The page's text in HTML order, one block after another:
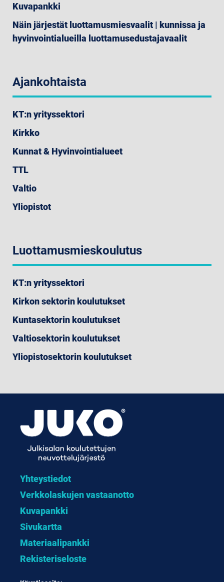
Kuvapankki
Näin järjestät luottamusmiesvaalit | kunnissa ja
hyvinvointialueilla luottamusedustajavaalit
Ajankohtaista
KT:n yrityssektori
Kirkko
Kunnat & Hyvinvointialueet
TTL
Valtio
Yliopistot
Luottamusmieskoulutus
KT:n yrityssektori
Kirkon sektorin koulutukset
Kuntasektorin koulutukset
Valtiosektorin koulutukset
Yliopistosektorin koulutukset
Yhteystiedot
Verkkolaskujen vastaanotto
Kuvapankki
Sivukartta
Materiaalipankki
Rekisteriseloste